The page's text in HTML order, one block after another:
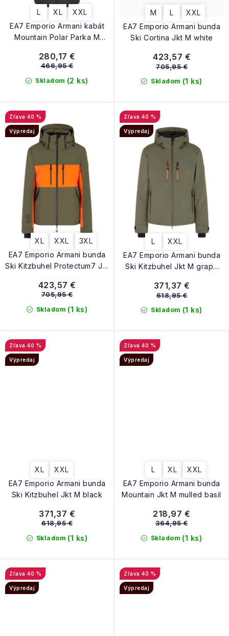
v
EA7 Emporio Armani kabát
Mountain Polar Parka M
L XL XXL
Skladom (2 ks)
280,17 €
466,95 €
EA7 Emporio Armani bunda
Ski Cortina Jkt M white
M L XXL
Skladom (1 ks)
423,57 €
705,95 €
EA7 Emporio Armani bunda
Ski Kitzbuhel Protectum7 Jkt
40 %
Výpredaj
XL XXL 3XL
Skladom (1 ks)
423,57 €
705,95 €
EA7 Emporio Armani bunda
Ski Kitzbuhel Jkt M grape
40 %
Výpredaj
L XXL
Skladom (1 ks)
371,37 €
618,95 €
EA7 Emporio Armani bunda
Ski Kitzbuhel Jkt M black
40 %
Výpredaj
XL XXL
Skladom (1 ks)
371,37 €
618,95 €
EA7 Emporio Armani bunda
Mountain Jkt M mulled basil
40 %
Výpredaj
L XL XXL
Skladom (1 ks)
218,97 €
364,95 €
40 %
Výpredaj
40 %
Výpredaj